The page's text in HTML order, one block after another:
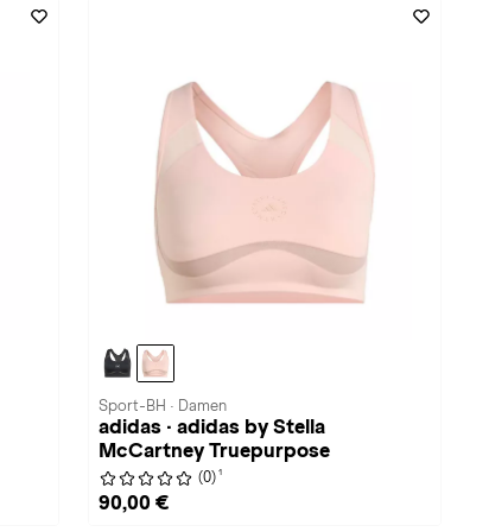
Sport-BH · Damen
adidas · adidas by Stella
McCartney Truepurpose
(0) 1
90,00 €